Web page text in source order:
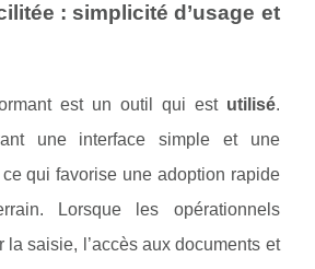
: simplicité d’usage et
est un outil qui est utilisé.
une interface simple et une
qui favorise une adoption rapide
Lorsque les opérationnels
la saisie, l’accès aux documents et